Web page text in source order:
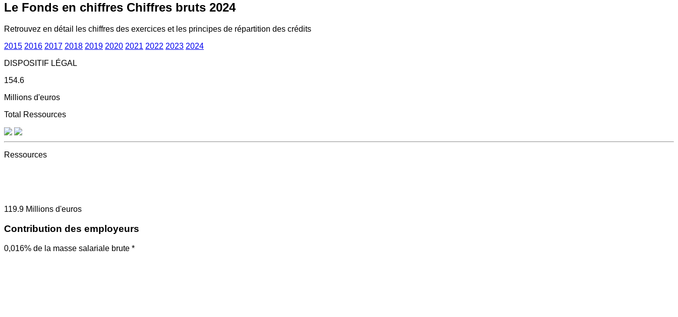
Le Fonds en chiffres Chiffres bruts 2024
Retrouvez en détail les chiffres des exercices et les principes de répartition des crédits
2015 2016 2017 2018 2019 2020 2021 2022 2023 2024
DISPOSITIF LÉGAL
154.6
Millions d'euros
Total Ressources
Ressources
119.9 Millions d'euros
Contribution des employeurs
0,016% de la masse salariale brute *